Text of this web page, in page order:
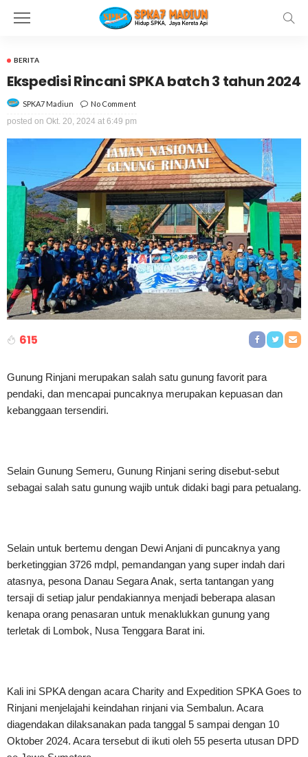
BERITA
Ekspedisi Rincani SPKA batch 3 tahun 2024
SPKA7 Madiun No Comment
posted on Okt. 20, 2024 at 6:49 pm
615
Gunung Rinjani merupakan salah satu gunung favorit para
pendaki, dan mencapai puncaknya merupakan kepuasan dan
kebanggaan tersendiri.
Selain Gunung Semeru, Gunung Rinjani sering disebut-sebut
sebagai salah satu gunung wajib untuk didaki bagi para petualang.
Selain untuk bertemu dengan Dewi Anjani di puncaknya yang
berketinggian 3726 mdpl, pemandangan yang super indah dari
atasnya, pesona Danau Segara Anak, serta tantangan yang
tersaji di setiap jalur pendakiannya menjadi beberapa alasan
kenapa orang penasaran untuk menaklukkan gunung yang
terletak di Lombok, Nusa Tenggara Barat ini.
Kali ini SPKA dengan acara Charity and Expedition SPKA Goes to
Rinjani menjelajahi keindahan rinjani via Sembalun. Acara
diagendakan dilaksanakan pada tanggal 5 sampai dengan 10
Oktober 2024. Acara tersebut di ikuti oleh 55 peserta utusan DPD